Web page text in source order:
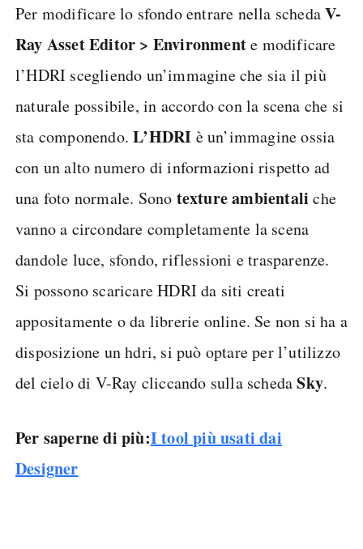
Per modificare lo sfondo entrare nella schedaV-
Ray Asset Editor > Environmente modificare
l’HDRI scegliendo un’immagine che sia il più
naturale possibile, in accordo con la scena che si
sta componendo.L’HDRI è un’immagine ossia
con un alto numero di informazioni rispetto ad
una foto normale. Sono texture ambientali che
vanno a circondare completamente la scena
dandole luce, sfondo, riflessioni e trasparenze.
Si possono scaricare HDRI da siti creati
appositamente o da librerie online. Se non si ha a
disposizione un hdri, si può optare per l’utilizzo
del cielo di V-Ray cliccando sulla schedaSky.
Per saperne di più:I tool più usati dai
Designer